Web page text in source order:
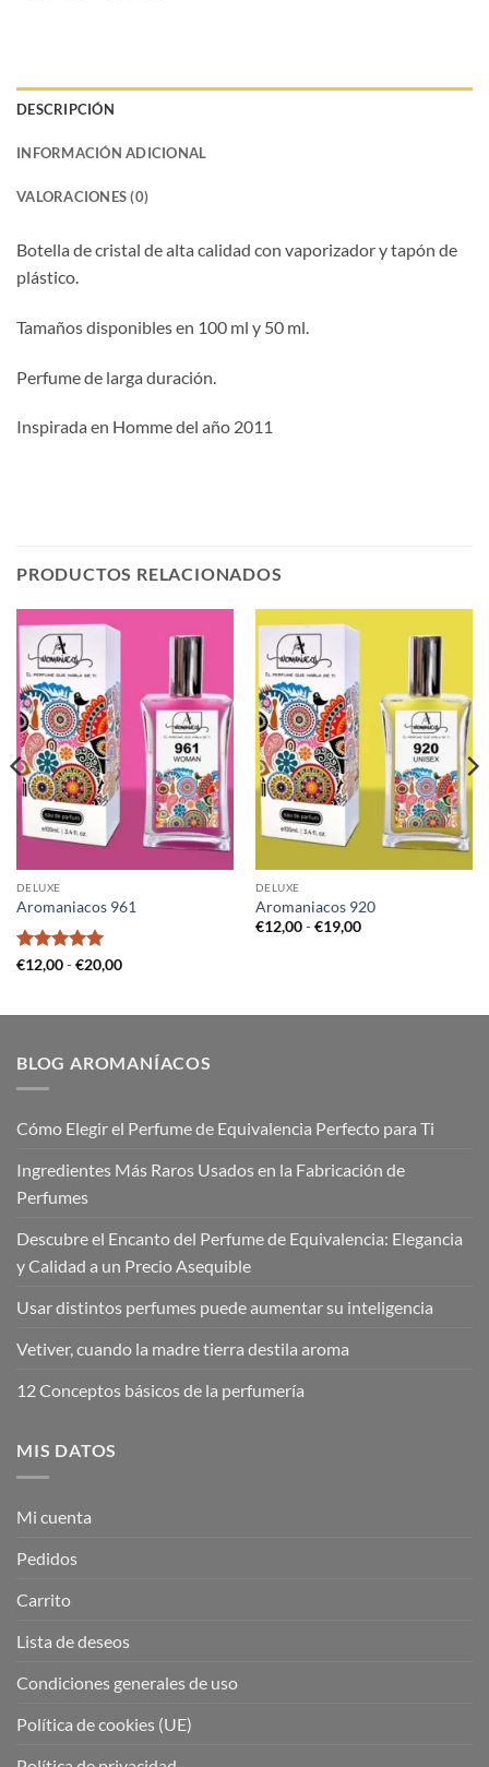
DESCRIPCIÓN
INFORMACIÓN ADICIONAL
VALORACIONES (0)
Botella de cristal de alta calidad con vaporizador y tapón de
plástico.
Tamaños disponibles en 100 ml y 50 ml.
Perfume de larga duración.
Inspirada en Homme del año 2011
PRODUCTOS RELACIONADOS
DELUXE
Aromaniacos 961
Valorado
€12,00 - €20,00Rango
€12,00
DELUXE
Aromaniacos 920
€12,00 - €19,00Rango
BLOG AROMANÍACOS
Cómo Elegir el Perfume de Equivalencia Perfecto para Ti
Ingredientes Más Raros Usados en la Fabricación de
Perfumes
Descubre el Encanto del Perfume de Equivalencia: Elegancia
y Calidad a un Precio Asequible
Usar distintos perfumes puede aumentar su inteligencia
Vetiver, cuando la madre tierra destila aroma
12 Conceptos básicos de la perfumería
MIS DATOS
Mi cuenta
Pedidos
Carrito
Lista de deseos
Condiciones generales de uso
Política de cookies (UE)